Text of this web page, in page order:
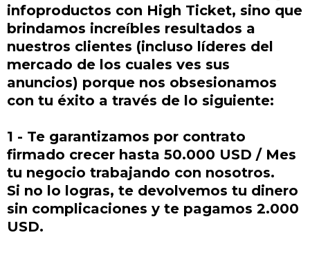
infoproductos con High Ticket, sino que
brindamos increíbles resultados a
nuestros clientes (incluso líderes del
mercado de los cuales ves sus
anuncios) porque nos obsesionamos
con tu éxito a través de lo siguiente:
1 - Te garantizamos por contrato
firmado crecer hasta 50.000 USD / Mes
tu negocio trabajando con nosotros.
Si no lo logras, te devolvemos tu dinero
sin complicaciones y te pagamos 2.000
USD.